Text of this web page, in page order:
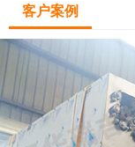
客户案例